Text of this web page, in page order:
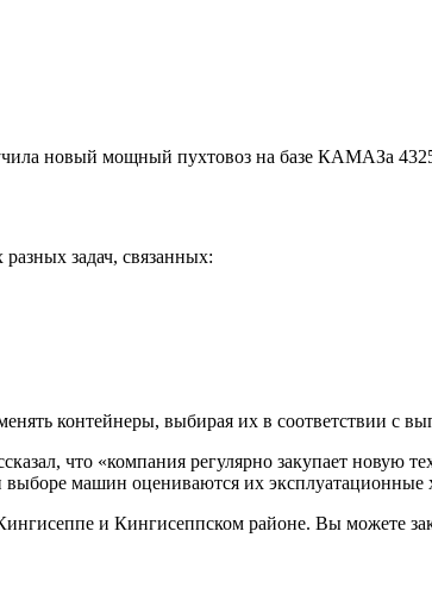
новый мощный пухтовоз на базе КАМАЗа
задач, связанных:
контейнеры, выбирая их в соответствии с
что «компания регулярно закупает новую
машин оцениваются их эксплуатационные
и Кингисеппском районе. Вы можете